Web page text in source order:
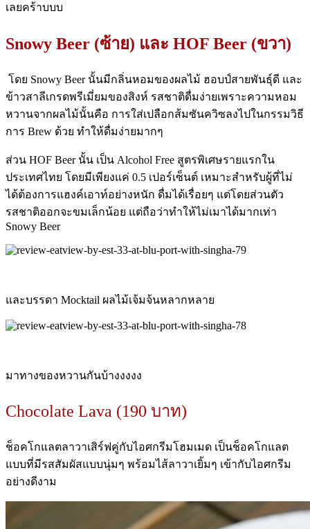
เลยคร้าบบบ
Snowy Beer (ซ้าย) และ HOF Beer (ขวา)
โดย Snowy Beer นั้นมีกลิ่นหอมของผลไม้ ฮอบป์สายพันธุ์ดี และ
ข้าวสาลีเกรดพรีเมี่ยมของสิงห์ รสชาติดื่มง่ายเพราะความหอม
หวานจากผลไม้นั้นคือ การใส่เปลือกส้มซันควิซลงไปในกรรมวิธี
การ Brew ด้วย ทำให้ดื่มง่ายมากๆ
ส่วน HOF Beer นั้น เป็น Alcohol Free สูตรพิเศษรายแรกใน
ประเทศไทย โดยมีเพียงแค่ 0.5 เปอร์เซ็นต์ เหมาะสำหรับผู้ที่ไม่
ได้ต้องการแฮงค์เอาท์อย่างหนัก ดื่มได้เรื่อยๆ แต่โดยส่วนตัว
รสชาติออกจะขมเล็กน้อย แต่ถือว่าทำให้ไม่เมาได้มากเท่า
Snowy Beer
และบรรดา Mocktail ผลไม้เจ้มจ้นหลากหลาย
มาทางของหวานกันบ้างงงงง
Chocolate Lava (190 บาท)
ช็อคโกแลตลาวาเสิร์ฟคู่กับไอศกรีมโฮมเมด เป็นช็อคโกแลต
แบบที่มีรสสัมผัสแบบนุ่มๆ พร้อมไส้ลาวาเยิ้มๆ เข้ากับไอศกรีม
อย่างดีงาม